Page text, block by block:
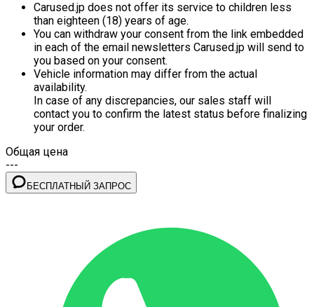
Carused.jp does not offer its service to children less
than eighteen (18) years of age.
You can withdraw your consent from the link embedded
in each of the email newsletters Carused.jp will send to
you based on your consent.
Vehicle information may differ from the actual
availability.
In case of any discrepancies, our sales staff will
contact you to confirm the latest status before finalizing
your order.
Общая цена
---
БЕСПЛАТНЫЙ ЗАПРОС